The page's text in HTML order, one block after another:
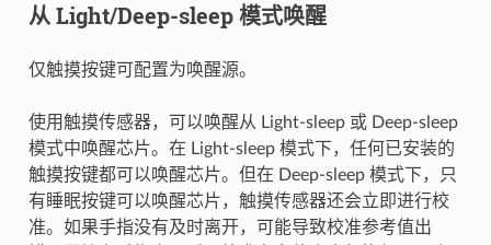
从 Light/Deep-sleep 模式唤醒
仅触摸按键可配置为唤醒源。
使用触摸传感器，可以唤醒从 Light-sleep 或 Deep-sleep
模式中唤醒芯片。在 Light-sleep 模式下，任何已安装的
触摸按键都可以唤醒芯片。但在 Deep-sleep 模式下，只
有睡眠按键可以唤醒芯片，触摸传感器还会立即进行校
准。如果手指没有及时离开，可能导致校准参考值出